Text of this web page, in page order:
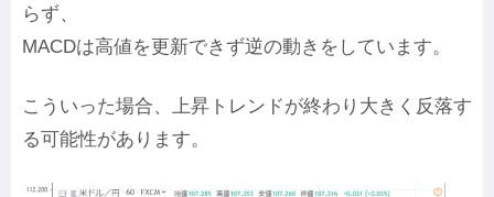
らず、
MACDは高値を更新できず逆の動きをしています。
こういった場合、上昇トレンドが終わり大きく反落す
る可能性があります。